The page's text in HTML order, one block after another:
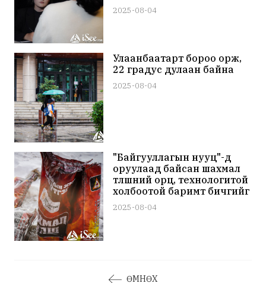
саяыг шилжүүлчих" гээд
2025-08-04
Улаанбаатарт бороо орж,
22 градус дулаан байна
2025-08-04
"Байгууллагын нууц"-д
оруулаад байсан шахмал
түлшний орц, технологитой
холбоотой баримт бичгийг
нууцаас гаргахаар
Тагнуулд ханджээ
2025-08-04
ӨМНӨХ